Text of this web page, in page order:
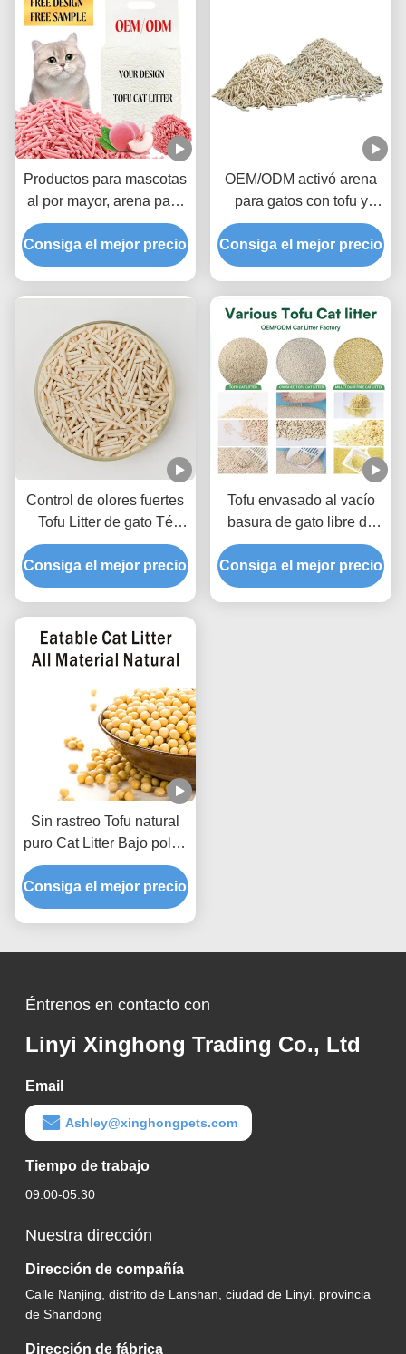
Productos para mascotas
al por mayor, arena para
gatos con aroma a
melocotón, tofu, arena
dulce ultraaglomerante
Consiga el mejor precio
OEM/ODM activó arena
para gatos con tofu y
carbón, fórmula
desodorizante avanzada,
arena para mascotas con
Consiga el mejor precio
Control de olores fuertes
Tofu Litter de gato Té
verde aromatizado Arena
natural Litter de mascotas
Consiga el mejor precio
Tofu envasado al vacío
basura de gato libre de
polvo gránulos sólidos de
soja para tiendas de
mascotas
Consiga el mejor precio
Sin rastreo Tofu natural
puro Cat Litter Bajo polvo
Hard Clumping Limpias
de patas fórmula
Consiga el mejor precio
Éntrenos en contacto con
Linyi Xinghong Trading Co., Ltd
Email
Ashley@xinghongpets.com
Tiempo de trabajo
09:00-05:30
Nuestra dirección
Dirección de compañía
Calle Nanjing, distrito de Lanshan, ciudad de Linyi, provincia
de Shandong
Dirección de fábrica